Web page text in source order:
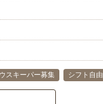
スキーパー募集 シフト自由